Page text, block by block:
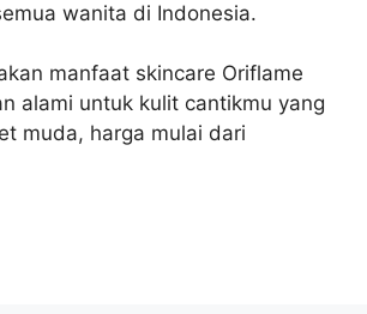
wanita di Indonesia.
manfaat skincare Oriflame
alami untuk kulit cantikmu yang
muda, harga mulai dari